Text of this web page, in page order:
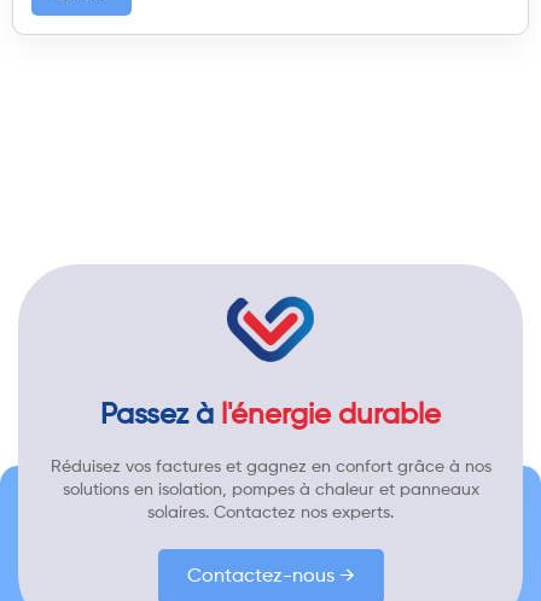
Passez à l'énergie durable
Réduisez vos factures et gagnez en confort grâce à nos
solutions en isolation, pompes à chaleur et panneaux
solaires. Contactez nos experts.
Contactez-nous →